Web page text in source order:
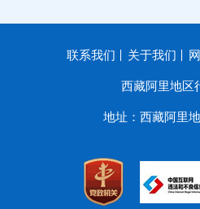
联系我们 关于我们
西藏阿里地区
地址：西藏阿里